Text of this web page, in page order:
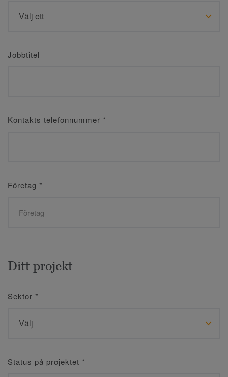
Jobbtitel
Kontakts telefonnummer *
Företag *
Ditt projekt
Sektor *
Status på projektet *